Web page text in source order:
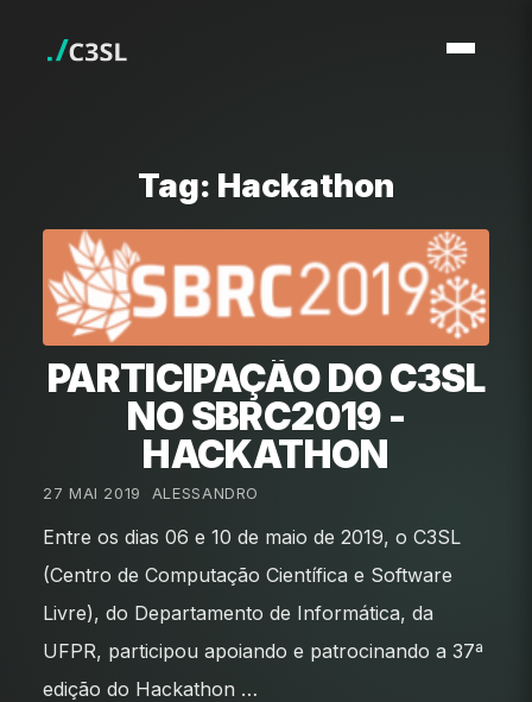
Tag: Hackathon
PARTICIPAÇÃO DO C3SL
NO SBRC2019 -
HACKATHON
27 MAI 2019 ALESSANDRO
Entre os dias 06 e 10 de maio de 2019, o C3SL
(Centro de Computação Científica e Software
Livre), do Departamento de Informática, da
UFPR, participou apoiando e patrocinando a 37ª
edição do Hackathon …